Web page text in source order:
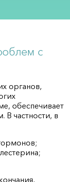
с
органов,
обеспечивает
В частности, в